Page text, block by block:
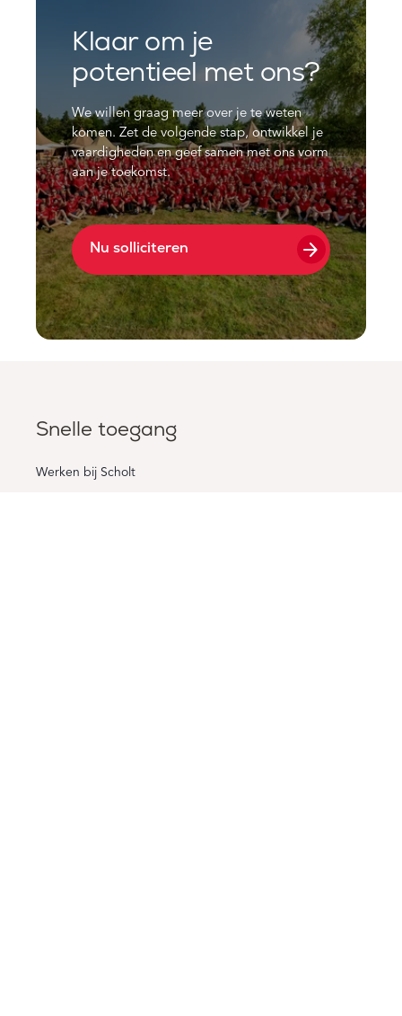
Klaar om je
potentieel met ons?
We willen graag meer over je te weten
komen. Zet de volgende stap, ontwikkel je
vaardigheden en geef samen met ons vorm
aan je toekomst.
Nu solliciteren arrow_forward
Snelle toegang
Werken bij Scholt